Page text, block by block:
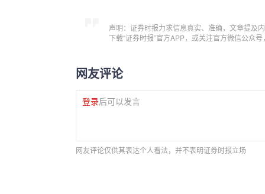
声明：证券时报力求信息真实、准确，文章提及
下载“证券时报”官方APP，或关注官方微信公众
网友评论
登录后可以发言
网友评论仅供其表达个人看法，并不表明证券时报立场